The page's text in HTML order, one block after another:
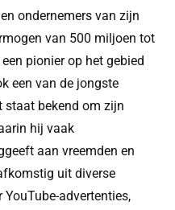
ondernemers van zijn
van 500 miljoen tot
pionier op het gebied
een van de jongste
staat bekend om zijn
hij vaak
aan vreemden en
uit diverse
advertenties,